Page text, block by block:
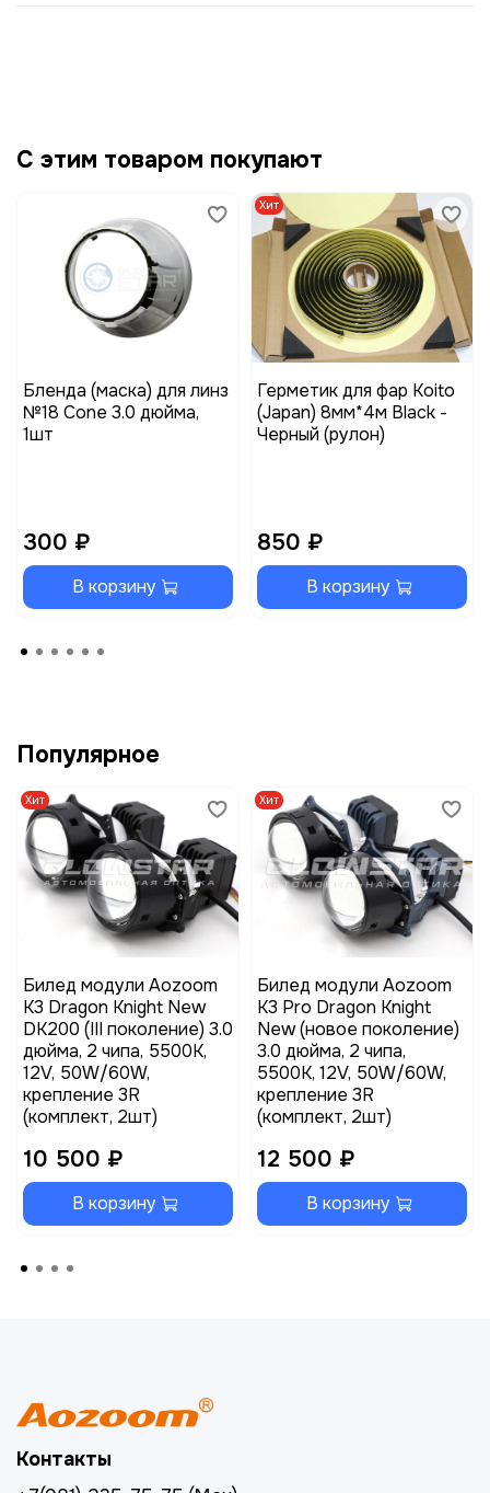
С этим товаром покупают
Бленда (маска) для линз
№18 Cone 3.0 дюйма,
1шт
300 ₽
В корзину
Хит
Герметик для фар Koito
(Japan) 8мм*4м Black -
Черный (рулон)
850 ₽
В корзину
Популярное
Хит
Билед модули Aozoom
K3 Dragon Knight New
DK200 (III поколение) 3.0
дюйма, 2 чипа, 5500K,
12V, 50W/60W,
крепление 3R
(комплект, 2шт)
10 500 ₽
В корзину
Хит
Билед модули Aozoom
K3 Pro Dragon Knight
New (новое поколение)
3.0 дюйма, 2 чипа,
5500K, 12V, 50W/60W,
крепление 3R
(комплект, 2шт)
12 500 ₽
В корзину
Контакты